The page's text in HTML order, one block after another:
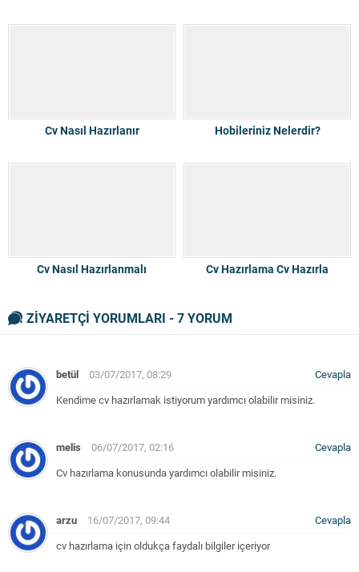
Cv Nasıl Hazırlanır Hobileriniz Nelerdir?
Cv Nasıl Hazırlanmalı Cv Hazırlama Cv Hazırla
ZİYARETÇİ YORUMLARI - 7 YORUM
betül
03/07/2017, 08:29
Kendime cv hazırlamak istiyorum yardımcı olabilir misiniz.
Cevapla
melis
06/07/2017, 02:16
Cv hazırlama konusunda yardımcı olabilir misiniz.
Cevapla
arzu
16/07/2017, 09:44
cv hazırlama için oldukça faydalı bilgiler içeriyor
Cevapla